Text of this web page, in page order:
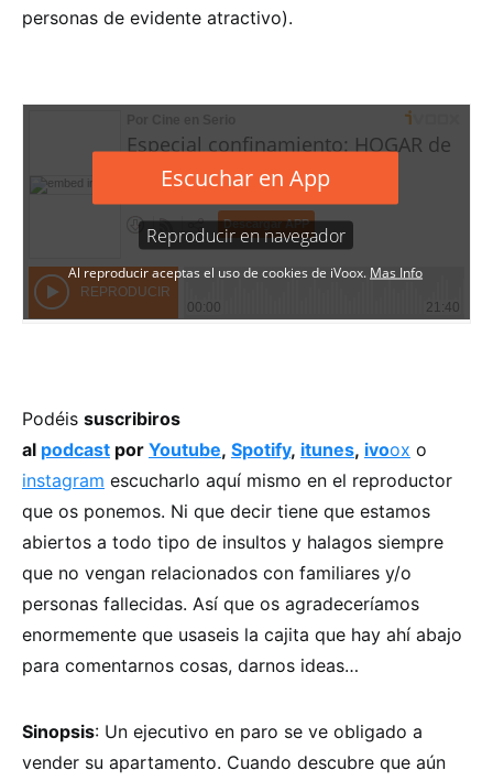
personas de evidente atractivo).
Podéis suscribiros
al podcast por Youtube, Spotify, itunes, ivoox o
instagram escucharlo aquí mismo en el reproductor
que os ponemos. Ni que decir tiene que estamos
abiertos a todo tipo de insultos y halagos siempre
que no vengan relacionados con familiares y/o
personas fallecidas. Así que os agradeceríamos
enormemente que usaseis la cajita que hay ahí abajo
para comentarnos cosas, darnos ideas…
Sinopsis: Un ejecutivo en paro se ve obligado a
vender su apartamento. Cuando descubre que aún